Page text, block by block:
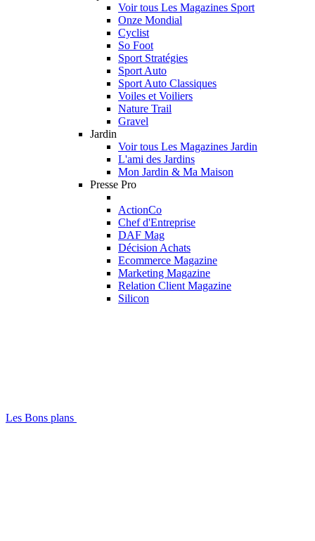
Voir tous Les Magazines Sport
Onze Mondial
Cyclist
So Foot
Sport Stratégies
Sport Auto
Sport Auto Classiques
Voiles et Voiliers
Nature Trail
Gravel
Jardin
Voir tous Les Magazines Jardin
L'ami des Jardins
Mon Jardin & Ma Maison
Presse Pro
ActionCo
Chef d'Entreprise
DAF Mag
Décision Achats
Ecommerce Magazine
Marketing Magazine
Relation Client Magazine
Silicon
Les Bons plans